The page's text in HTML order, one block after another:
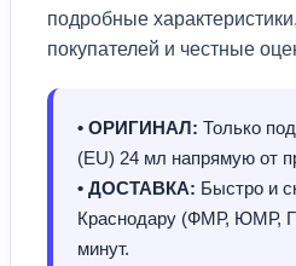
подробные
покупателей и честные
• ОРИГИНАЛ: Только
(EU) 24 мл напрямую от
• ДОСТАВКА: Быстро и
Краснодару (ФМР, ЮМР,
минут.